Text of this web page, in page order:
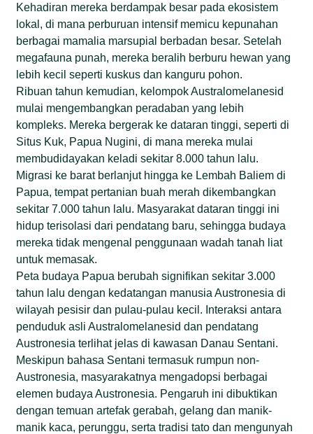
Kehadiran mereka berdampak besar pada ekosistem
lokal, di mana perburuan intensif memicu kepunahan
berbagai mamalia marsupial berbadan besar. Setelah
megafauna punah, mereka beralih berburu hewan yang
lebih kecil seperti kuskus dan kanguru pohon.
Ribuan tahun kemudian, kelompok Australomelanesid
mulai mengembangkan peradaban yang lebih
kompleks. Mereka bergerak ke dataran tinggi, seperti di
Situs Kuk, Papua Nugini, di mana mereka mulai
membudidayakan keladi sekitar 8.000 tahun lalu.
Migrasi ke barat berlanjut hingga ke Lembah Baliem di
Papua, tempat pertanian buah merah dikembangkan
sekitar 7.000 tahun lalu. Masyarakat dataran tinggi ini
hidup terisolasi dari pendatang baru, sehingga budaya
mereka tidak mengenal penggunaan wadah tanah liat
untuk memasak.
Peta budaya Papua berubah signifikan sekitar 3.000
tahun lalu dengan kedatangan manusia Austronesia di
wilayah pesisir dan pulau-pulau kecil. Interaksi antara
penduduk asli Australomelanesid dan pendatang
Austronesia terlihat jelas di kawasan Danau Sentani.
Meskipun bahasa Sentani termasuk rumpun non-
Austronesia, masyarakatnya mengadopsi berbagai
elemen budaya Austronesia. Pengaruh ini dibuktikan
dengan temuan artefak gerabah, gelang dan manik-
manik kaca, perunggu, serta tradisi tato dan mengunyah